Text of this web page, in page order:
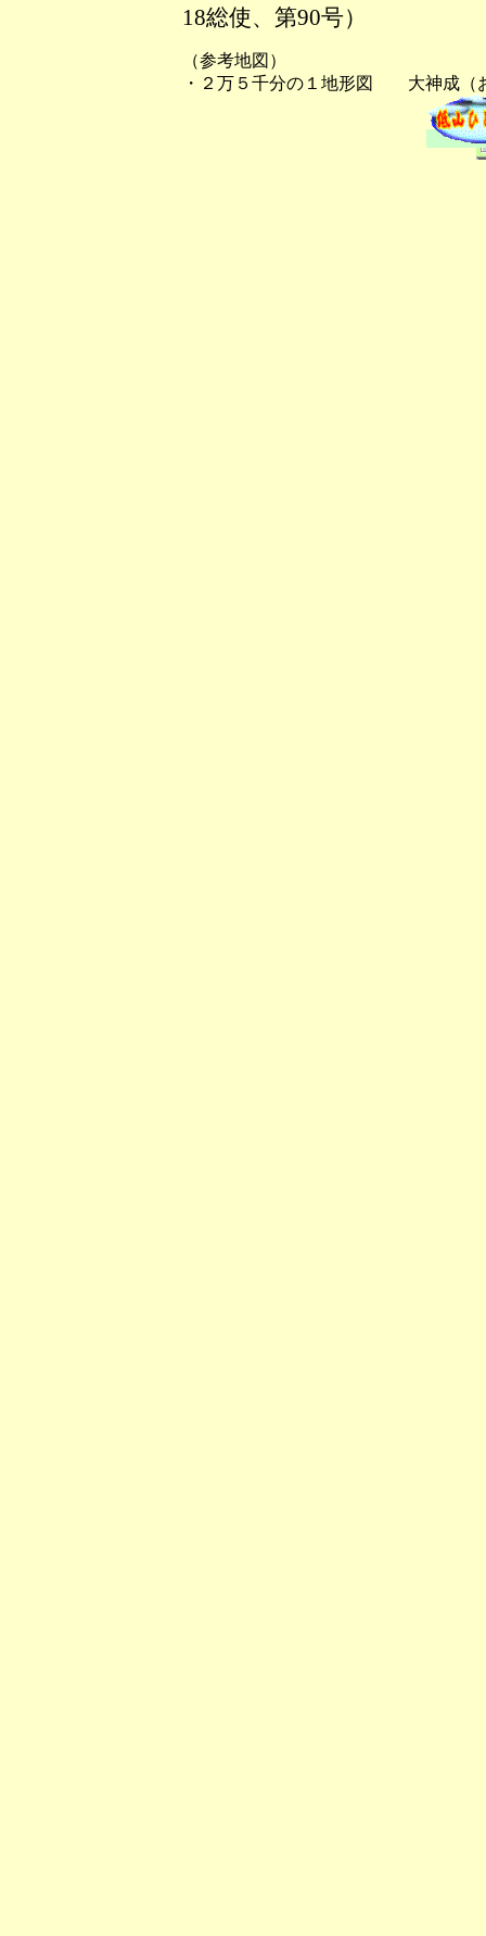
18総使、第90号）
（参考地図）
・２万５千分の１地形図 大神成（